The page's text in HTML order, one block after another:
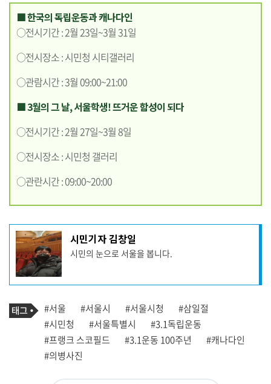
■ 한국의 독립운동과 캐나다인
○전시기간 : 2월 23일~3월 31일
○전시장소 : 시민청 시티갤러리
○관람시간 : 3월 09:00~21:00
■ 3월의 그 날, 서울학생! 뜨거운 함성이 되다
○전시기간 : 2월 27일~3월 8일
○전시장소 : 시민청 갤러리
○관란시간 : 09:00~20:00
기
사
작
성
자
프
필
시민기자 김창일
시민의 눈으로 서울을 봅니다.
기
사
관
련
태
그
태
그
#서울 #서울시 #서울시청
#삼일절
#시민청
#서울특별시
#3.1독립운동
#프랭크 스코필드
#3.1운동 100주년
#캐나다인
#의병사진